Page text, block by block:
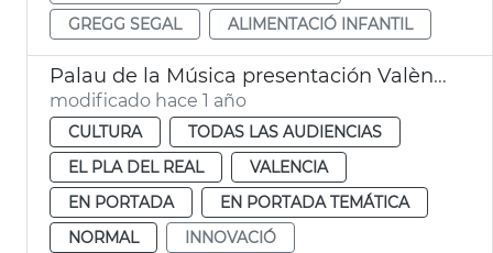
GREGG SEGAL
ALIMENTACIÓ INFANTIL
Palau de la Música presentación València Music City
modificado hace 1 año
CULTURA
TODAS LAS AUDIENCIAS
EL PLA DEL REAL
VALENCIA
EN PORTADA
EN PORTADA TEMÁTICA
NORMAL
INNOVACIÓ